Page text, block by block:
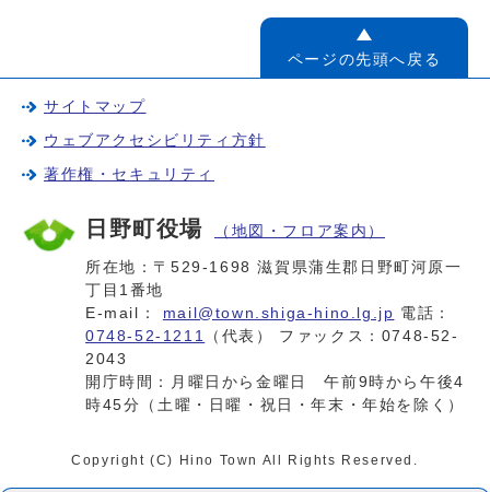
ページの先頭へ戻る
サイトマップ
ウェブアクセシビリティ方針
著作権・セキュリティ
日野町役場 （地図・フロア案内）
所在地：〒529-1698 滋賀県蒲生郡日野町河原一
丁目1番地
E-mail： mail@town.shiga-hino.lg.jp 電話：
0748-52-1211
（代表） ファックス：0748-52-
2043
開庁時間：月曜日から金曜日 午前9時から午後4
時45分（土曜・日曜・祝日・年末・年始を除く）
Copyright (C) Hino Town All Rights Reserved.